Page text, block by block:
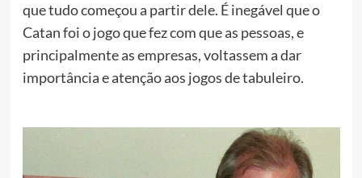
que tudo começou a partir dele. É inegável que o
Catan foi o jogo que fez com que as pessoas, e
principalmente as empresas, voltassem a dar
importância e atenção aos jogos de tabuleiro.